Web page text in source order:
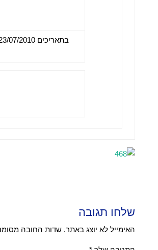
שלחו תגובה
האימייל לא יוצג באתר. שדות החובה